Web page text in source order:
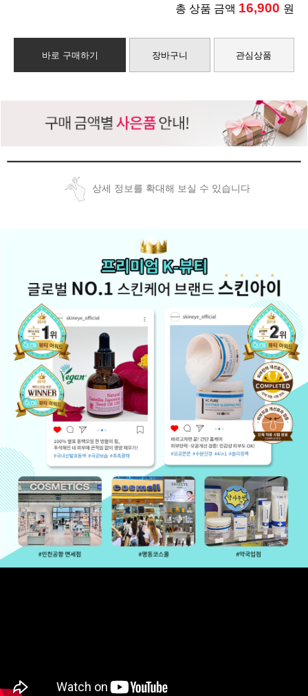
총 상품 금액 16,900 원
바로 구매하기 장바구니 관심상품
상세 정보를 확대해 보실 수 있습니다